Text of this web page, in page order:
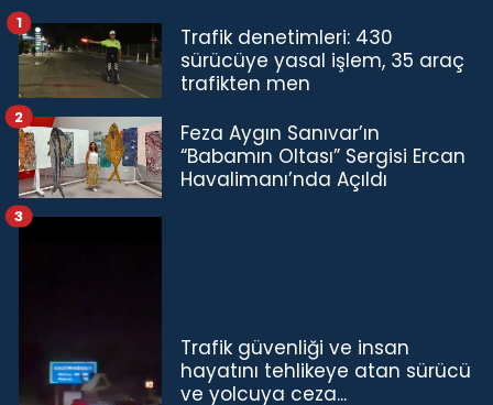
Trafik denetimleri: 430
sürücüye yasal işlem, 35 araç
trafikten men
1
Feza Aygın Sanıvar’ın
“Babamın Oltası” Sergisi Ercan
Havalimanı’nda Açıldı
2
Trafik güvenliği ve insan
hayatını tehlikeye atan sürücü
ve yolcuya ceza...
3